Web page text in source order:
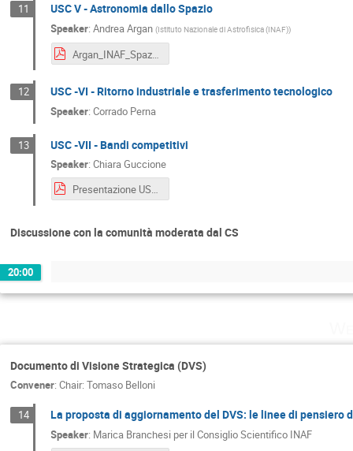
11 USC V - Astronomia dallo Spazio
Speaker:Andrea Argan (Istituto Nazionale di Astrofisica (INAF))
Argan_INAF_Spazio_Giornate_IANF_230502_v2.pdf
12 USC -VI - Ritorno industriale e trasferimento tecnologico
Speaker:Corrado Perna
13 USC -VII - Bandi competitivi
Speaker:Chiara Guccione
Presentazione USC VII_v2.pdf
Discussione con la comunità moderata dal CS
20:00
Documento di Visione Strategica (DVS)
Convener: Chair: Tomaso Belloni
14 La proposta di aggiornamento del DVS: le linee di pensiero
Speaker: Marica Branchesi per il Consiglio Scientifico INAF